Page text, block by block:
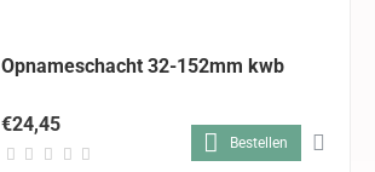
Opnameschacht 32-152mm kwb
€24,45
Bestellen